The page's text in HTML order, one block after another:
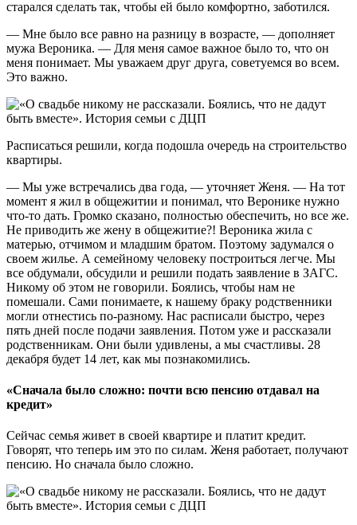
старался сделать так, чтобы ей было комфортно, заботился.
— Мне было все равно на разницу в возрасте, — дополняет
мужа Вероника. — Для меня самое важное было то, что он
меня понимает. Мы уважаем друг друга, советуемся во всем.
Это важно.
Расписаться решили, когда подошла очередь на строительство
квартиры.
— Мы уже встречались два года, — уточняет Женя. — На тот
момент я жил в общежитии и понимал, что Веронике нужно
что-то дать. Громко сказано, полностью обеспечить, но все же.
Не приводить же жену в общежитие?! Вероника жила с
матерью, отчимом и младшим братом. Поэтому задумался о
своем жилье. А семейному человеку построиться легче. Мы
все обдумали, обсудили и решили подать заявление в ЗАГС.
Никому об этом не говорили. Боялись, чтобы нам не
помешали. Сами понимаете, к нашему браку родственники
могли отнестись по-разному. Нас расписали быстро, через
пять дней после подачи заявления. Потом уже и рассказали
родственникам. Они были удивлены, а мы счастливы. 28
декабря будет 14 лет, как мы познакомились.
«Сначала было сложно: почти всю пенсию отдавал на
кредит»
Сейчас семья живет в своей квартире и платит кредит.
Говорят, что теперь им это по силам. Женя работает, получают
пенсию. Но сначала было сложно.